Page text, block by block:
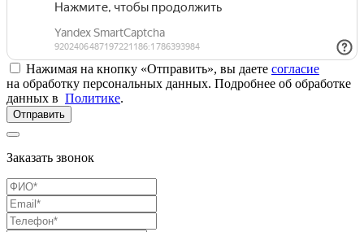
Нажимая на кнопку «Отправить», вы даете согласие
на обработку персональных данных. Подробнее об обработке
данных в Политике.
Отправить
Заказать звонок